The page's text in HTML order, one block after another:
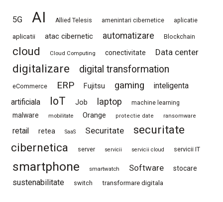
5G AI Allied Telesis amenintari cibernetice aplicatie
aplicatii atac cibernetic automatizare Blockchain
cloud Cloud Computing conectivitate Data center
digitalizare digital transformation
eCommerce ERP Fujitsu gaming
inteligenta
artificiala
IoT Job laptop machine learning
malware mobilitate Orange protectie date ransomware
retail retea SaaS Securitate
securitate
cibernetica
server servicii servicii cloud servicii IT
smartphone smartwatch Software stocare
sustenabilitate switch transformare digitala